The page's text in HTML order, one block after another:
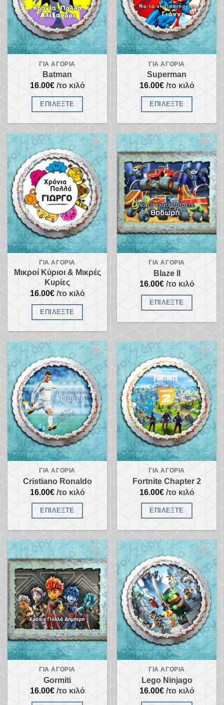
ΓΙΑ ΑΓΌΡΙΑ
Batman
16.00€/το κιλό
ΕΠΙΛΈΞΤΕ
ΓΙΑ ΑΓΌΡΙΑ
Superman
16.00€/το κιλό
ΕΠΙΛΈΞΤΕ
Προσθήκη
στα
αγαπημένα
ΓΙΑ ΑΓΌΡΙΑ
Μικροί Κύριοι & Μικρές
Κυρίες
16.00€/το κιλό
ΕΠΙΛΈΞΤΕ
Προσθήκη
στα
αγαπημένα
ΓΙΑ ΑΓΌΡΙΑ
Blaze II
16.00€/το κιλό
ΕΠΙΛΈΞΤΕ
Προσθήκη
στα
αγαπημένα
ΓΙΑ ΑΓΌΡΙΑ
Cristiano Ronaldo
16.00€/το κιλό
ΕΠΙΛΈΞΤΕ
Προσθήκη
στα
αγαπημένα
ΓΙΑ ΑΓΌΡΙΑ
Fortnite Chapter 2
16.00€/το κιλό
ΕΠΙΛΈΞΤΕ
Προσθήκη
στα
αγαπημένα
ΓΙΑ ΑΓΌΡΙΑ
Gormiti
16.00€/το κιλό
Προσθήκη
στα
αγαπημένα
ΓΙΑ ΑΓΌΡΙΑ
Lego Ninjago
16.00€/το κιλό